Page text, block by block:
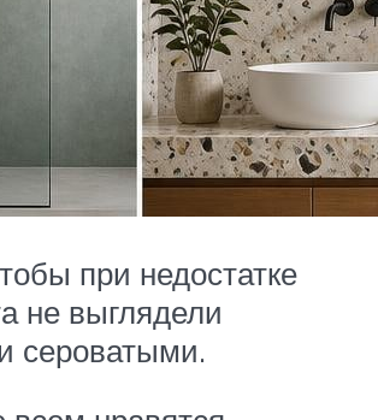
при недостатке
не выглядели
сероватыми.